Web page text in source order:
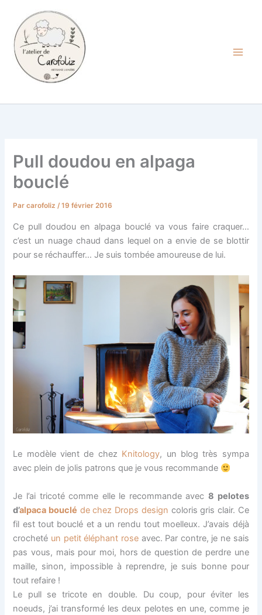
contenu
Pull doudou en alpaga
bouclé
Parcarofoliz/19 février 2016
Ce pull doudou en alpaga bouclé va vous faire craquer…
c’est un nuage chaud dans lequel on a envie de se blottir
pour se réchauffer… Je suis tombée amoureuse de lui.
Le modèle vient de chez Knitology, un blog très sympa
avec plein de jolis patrons que je vous recommande
Je l’ai tricoté comme elle le recommande avec 8 pelotes
d’alpaca bouclé de chez Drops design coloris gris clair. Ce
fil est tout bouclé et a un rendu tout moelleux. J’avais déjà
crocheté un petit éléphant roseavec. Par contre, je ne sais
pas vous, mais pour moi, hors de question de perdre une
maille, sinon, impossible à reprendre, je suis bonne pour
tout refaire !
Le pull se tricote en double. Du coup, pour éviter les
noeuds, j’ai transformé les deux pelotes en une, comme je